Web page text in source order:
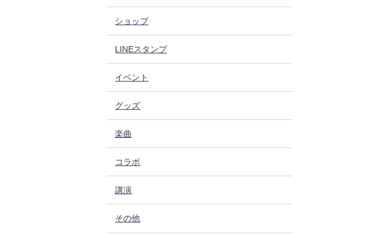
ショップ
LINEスタンプ
イベント
グッズ
楽曲
コラボ
講演
その他